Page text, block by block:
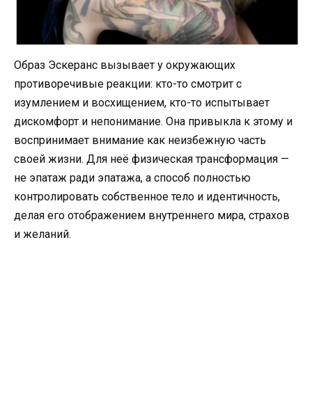
Образ Эскеранс вызывает у окружающих
противоречивые реакции: кто-то смотрит с
изумлением и восхищением, кто-то испытывает
дискомфорт и непонимание. Она привыкла к этому и
воспринимает внимание как неизбежную часть
своей жизни. Для неё физическая трансформация —
не эпатаж ради эпатажа, а способ полностью
контролировать собственное тело и идентичность,
делая его отображением внутреннего мира, страхов
и желаний.